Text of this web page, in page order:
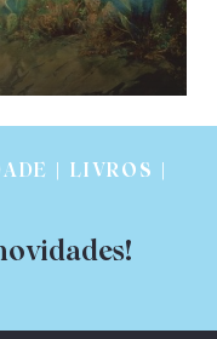
| LIVROS |